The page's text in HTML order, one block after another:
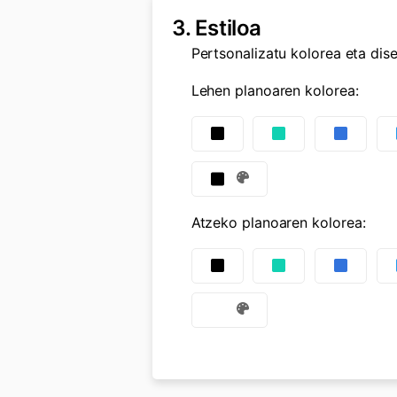
3. Estiloa
Pertsonalizatu kolorea eta
Lehen planoaren kolorea:
Atzeko planoaren kolorea: